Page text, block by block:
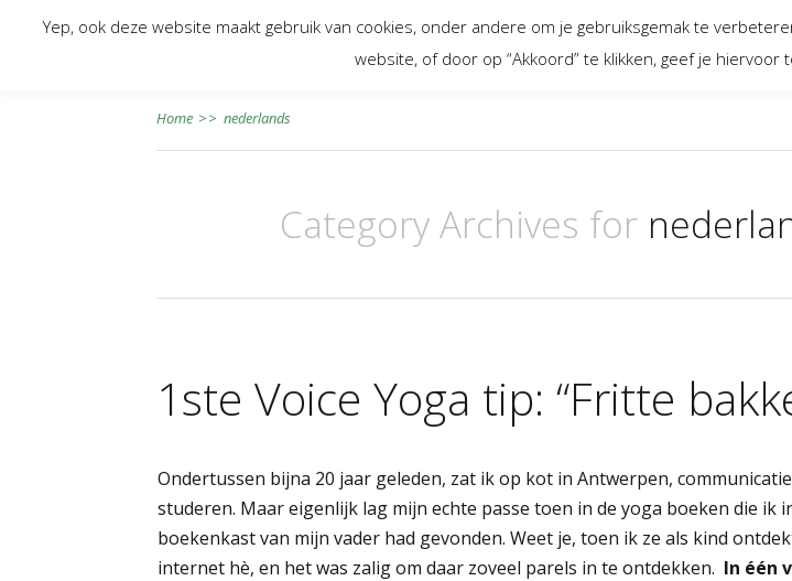
Home Blog
Home >> nederlands
Category Archives for
1ste Voice Yoga tip: “Fritte
​Ondertussen bijna 20 jaar geleden, zat ik op kot in Antwerpen,
studeren. Maar eigenlijk lag mijn echte passe toen in de yoga boeken die ik
boekenkast van mijn vader had gevonden. Weet je, toen ik ze als kind
internet hè, en het was zalig om daar zoveel parels in te ontdekken. In één
Yep, ook deze website maakt gebruik van cookies, onder andere om je gebruiksgemak te
website, of door op “Akkoord” te klikken, geef je hiervoor